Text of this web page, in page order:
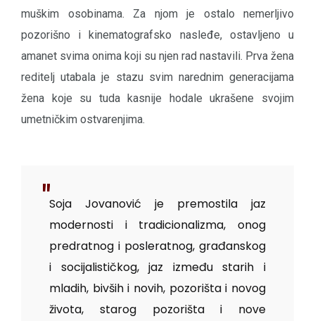
muškim osobinama. Za njom je ostalo nemerljivo
pozorišno i kinematografsko nasleđe, ostavljeno u
amanet svima onima koji su njen rad nastavili. Prva žena
reditelj utabala je stazu svim narednim generacijama
žena koje su tuda kasnije hodale ukrašene svojim
umetničkim ostvarenjima.
Soja Jovanović je premostila jaz
modernosti i tradicionalizma, onog
predratnog i posleratnog, građanskog
i socijalističkog, jaz između starih i
mladih, bivših i novih, pozorišta i novog
života, starog pozorišta i nove